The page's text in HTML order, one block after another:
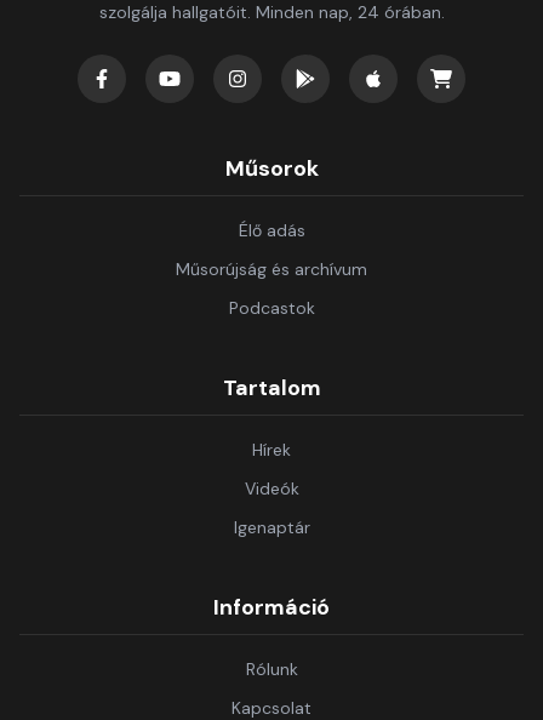
szolgálja hallgatóit. Minden nap, 24 órában.
Műsorok
Élő adás
Műsorújság és archívum
Podcastok
Tartalom
Hírek
Videók
Igenaptár
Információ
Rólunk
Kapcsolat